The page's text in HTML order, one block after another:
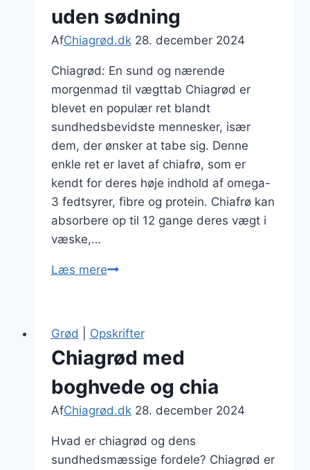
uden sødning
AfChiagrød.dk 28. december 2024
Chiagrød: En sund og nærende
morgenmad til vægttab Chiagrød er
blevet en populær ret blandt
sundhedsbevidste mennesker, især
dem, der ønsker at tabe sig. Denne
enkle ret er lavet af chiafrø, som er
kendt for deres høje indhold af omega-
3 fedtsyrer, fibre og protein. Chiafrø kan
absorbere op til 12 gange deres vægt i
væske,…
Læs mereChiagrød
sødning
Grød Opskrifter
Chiagrød med
boghvede og chia
AfChiagrød.dk 28. december 2024
Hvad er chiagrød og dens
sundhedsmæssige fordele? Chiagrød er